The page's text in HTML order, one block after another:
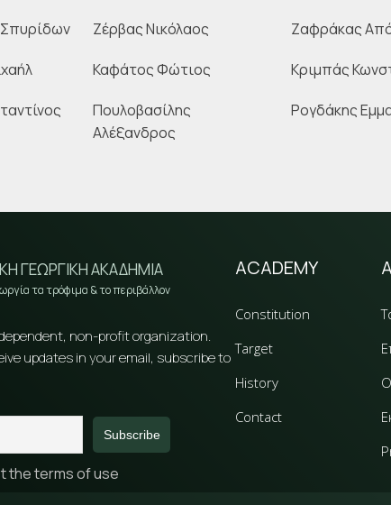
Ζέρβας Νικόλαος Ζαφράκας
Καφάτος Φώτιος Κριμπάς
Πουλοβασίλης
Αλέξανδρος
Ρογδάκης
ΓΕΩΡΓΙΚΗ ΑΚΑΔΗΜΙΑ
τα τρόφιμα & το περιβάλλον
non-profit organization.
updates in your email, subscribe to
the terms of use
ACADEMY
Constitution
Target
History
Contact